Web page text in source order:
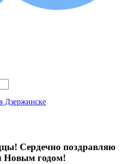
Дзержинске
Сердечно поздравляю
Новым годом!